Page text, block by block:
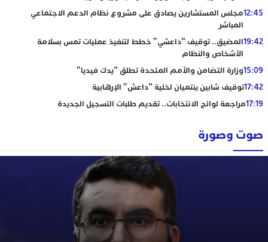
12:45مجلس المستشارين يصادق على مشروع نظام الدعم الاجتماعي
المباشر
19:42المضيق.. توقيف “داعشي” خطط لتنفيذ عمليات تمس بسلامة
الأشخاص والنظام
15:09وزارة التضامن والأمم المتحدة تطلق “يدك فيديا”
17:42توقيف شابين ينتميان لخلية “داعش” الإرهابية
17:19مراجعة لوائح الانتخابات.. تقديم طلبات التسجيل الجديدة
صوت وصورة